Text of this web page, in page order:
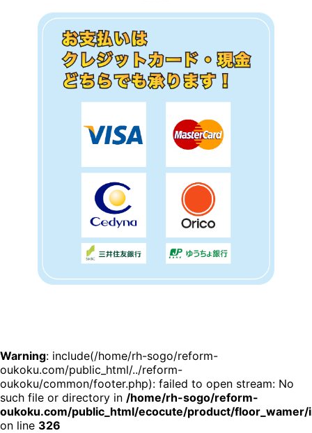
Warning: include(/home/rh-sogo/reform-
oukoku.com/public_html/../reform-
oukoku/common/footer.php): failed to open stream: No
such file or directory in /home/rh-sogo/reform-
oukoku.com/public_html/ecocute/product/floor_wamer/
on line 326